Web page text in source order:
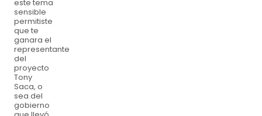
este tema
sensible
permitiste
que te
ganara el
representante
del
proyecto
Tony
Saca, o
sea del
gobierno